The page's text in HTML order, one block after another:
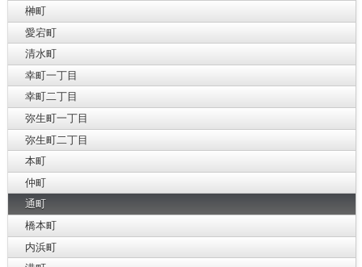
榊町
愛宕町
清水町
幸町一丁目
幸町二丁目
弥生町一丁目
弥生町二丁目
本町
仲町
通町
橋本町
内浜町